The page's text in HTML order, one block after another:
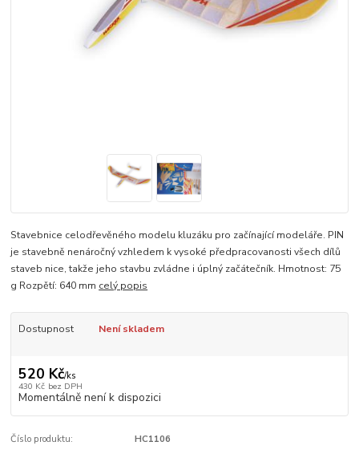
Stavebnice celodřevěného modelu kluzáku pro začínající modeláře. PIN
je stavebně nenáročný vzhledem k vysoké předpracovanosti všech dílů
staveb nice, takže jeho stavbu zvládne i úplný začátečník. Hmotnost: 75
g Rozpětí: 640 mm celý popis
Dostupnost Není skladem
520 Kč/ks
430 Kč bez DPH
Momentálně není k dispozici
Číslo produktu: HC1106